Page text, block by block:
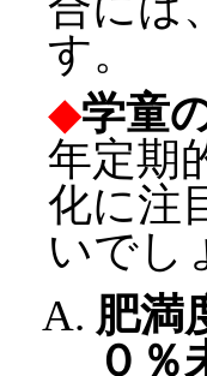
す。
◆学童
年定期
化に注
いでし
肥満
０％